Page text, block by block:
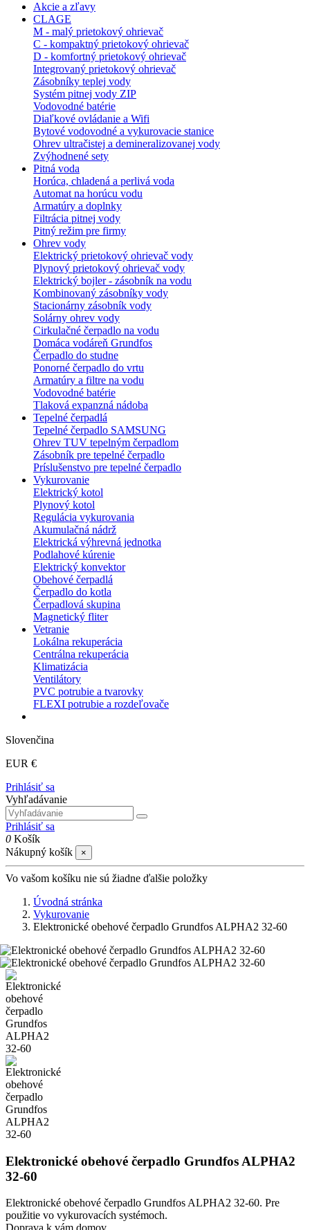
Akcie a zľavy
CLAGE
M - malý prietokový ohrievač
C - kompaktný prietokový ohrievač
D - komfortný prietokový ohrievač
Integrovaný prietokový ohrievač
Zásobníky teplej vody
Systém pitnej vody ZIP
Vodovodné batérie
Diaľkové ovládanie a Wifi
Bytové vodovodné a vykurovacie stanice
Ohrev ultračistej a demineralizovanej vody
Zvýhodnené sety
Pitná voda
Horúca, chladená a perlivá voda
Automat na horúcu vodu
Armatúry a doplnky
Filtrácia pitnej vody
Pitný režim pre firmy
Ohrev vody
Elektrický prietokový ohrievač vody
Plynový prietokový ohrievač vody
Elektrický bojler - zásobník na vodu
Kombinovaný zásobníky vody
Stacionárny zásobník vody
Solárny ohrev vody
Cirkulačné čerpadlo na vodu
Domáca vodáreň Grundfos
Čerpadlo do studne
Ponorné čerpadlo do vrtu
Armatúry a filtre na vodu
Vodovodné batérie
Tlaková expanzná nádoba
Tepelné čerpadlá
Tepelné čerpadlo SAMSUNG
Ohrev TUV tepelným čerpadlom
Zásobník pre tepelné čerpadlo
Príslušenstvo pre tepelné čerpadlo
Vykurovanie
Elektrický kotol
Plynový kotol
Regulácia vykurovania
Akumulačná nádrž
Elektrická výhrevná jednotka
Podlahové kúrenie
Elektrický konvektor
Obehové čerpadlá
Čerpadlo do kotla
Čerpadlová skupina
Magnetický fliter
Vetranie
Lokálna rekuperácia
Centrálna rekuperácia
Klimatizácia
Ventilátory
PVC potrubie a tvarovky
FLEXI potrubie a rozdeľovače
Slovenčina
EUR €
Prihlásiť sa
Vyhľadávanie
Prihlásiť sa
0 Košík
Nákupný košík
×
Vo vašom košíku nie sú žiadne ďalšie položky
Úvodná stránka
Vykurovanie
Elektronické obehové čerpadlo Grundfos ALPHA2 32-60
Elektronické obehové čerpadlo Grundfos ALPHA2
32-60
Elektronické obehové čerpadlo Grundfos ALPHA2 32-60. Pre
použitie vo vykurovacích systémoch.